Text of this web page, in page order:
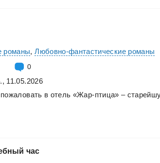
романы,Любовно-фантастические романы
0
11.05.2026
пожаловать в отель «Жар-птица» –
час